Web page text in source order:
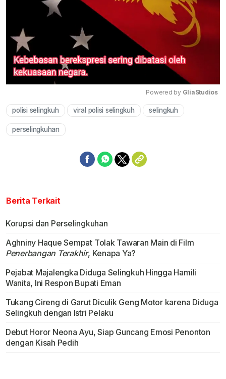
Mute
Powered by GliaStudios
polisi selingkuh viral polisi selingkuh selingkuh
perselingkuhan
Berita Terkait
Korupsi dan Perselingkuhan
Aghniny Haque Sempat Tolak Tawaran Main di Film
Penerbangan Terakhir, Kenapa Ya?
Pejabat Majalengka Diduga Selingkuh Hingga Hamili
Wanita, Ini Respon Bupati Eman
Tukang Cireng di Garut Diculik Geng Motor karena Diduga
Selingkuh dengan Istri Pelaku
Debut Horor Neona Ayu, Siap Guncang Emosi Penonton
dengan Kisah Pedih